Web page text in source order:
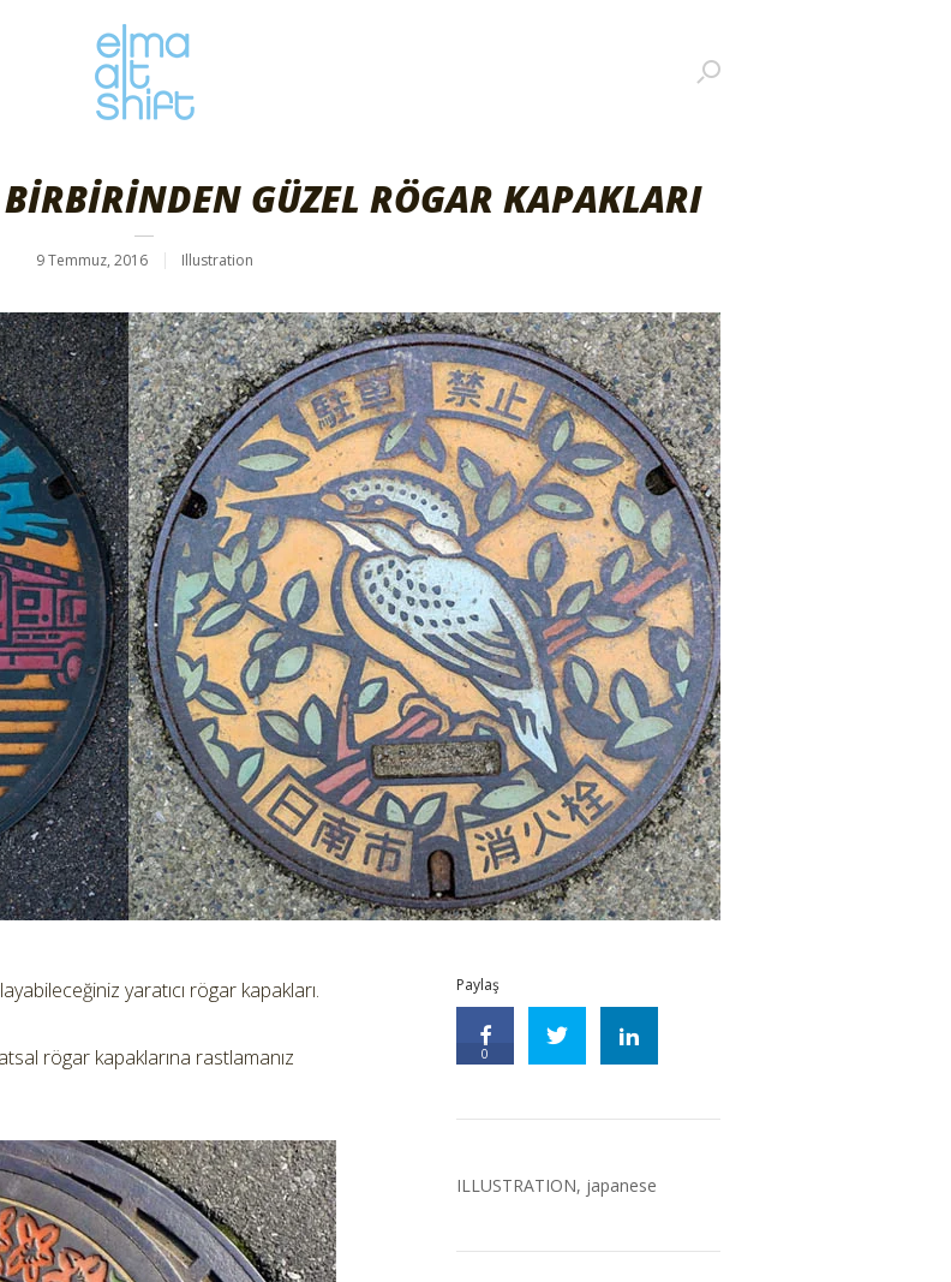
GÜZEL RÖGAR KAPAKLARI
9 Temmuz, 2016 Illustration
yaratıcı rögar kapakları.
rögar kapaklarına rastlamanız
Paylaş
0
ILLUSTRATION, japanese